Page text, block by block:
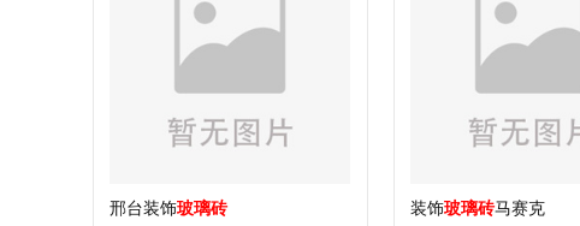
邢台装饰玻璃砖
装饰玻璃砖马赛克